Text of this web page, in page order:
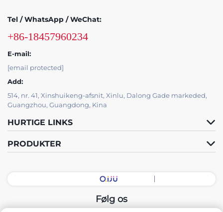
Tel / WhatsApp / WeChat:
+86-18457960234
E-mail:
[email protected]
Add:
514, nr. 41, Xinshuikeng-afsnit, Xinlu, Dalong Gade markeded,
Guangzhou, Guangdong, Kina
HURTIGE LINKS
PRODUKTER
Følg os